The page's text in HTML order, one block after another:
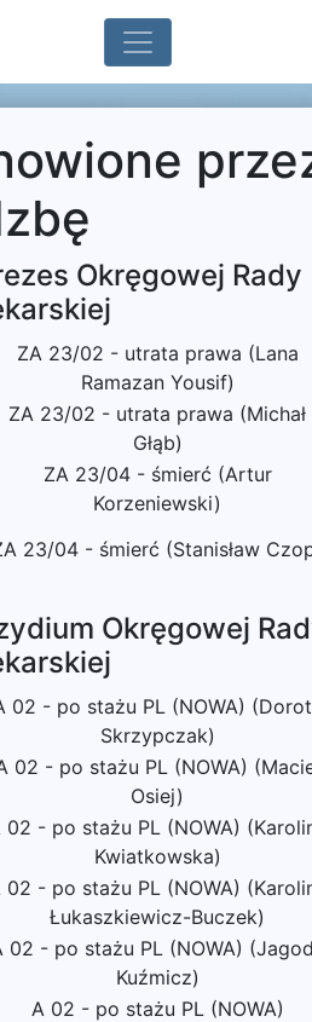
Okręgowej Rady
ZA 23/02 - utrata prawa (Lana
Ramazan Yousif)
ZA 23/02 - utrata prawa (Michał
Głąb)
ZA 23/04 - śmierć (Artur
Korzeniewski)
23/04 - śmierć (Stanisław
Okręgowej
02 - po stażu PL (NOWA)
Skrzypczak)
02 - po stażu PL (NOWA)
Osiej)
02 - po stażu PL (NOWA)
Kwiatkowska)
02 - po stażu PL (NOWA)
Łukaszkiewicz-Buczek)
02 - po stażu PL (NOWA)
Kuźmicz)
A 02 - po stażu PL (NOWA)